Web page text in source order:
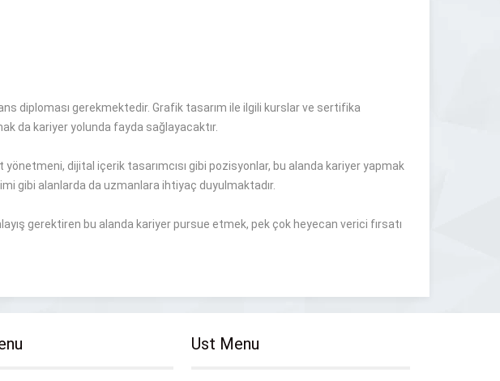
diploması gerekmektedir. Grafik tasarım ile ilgili kurslar ve sertifika
da kariyer yolunda fayda sağlayacaktır.
yönetmeni, dijital içerik tasarımcısı gibi pozisyonlar, bu alanda kariyer yapmak
gibi alanlarda da uzmanlara ihtiyaç duyulmaktadır.
gerektiren bu alanda kariyerpursue etmek, pek çok heyecan verici fırsatı
Ust Menu